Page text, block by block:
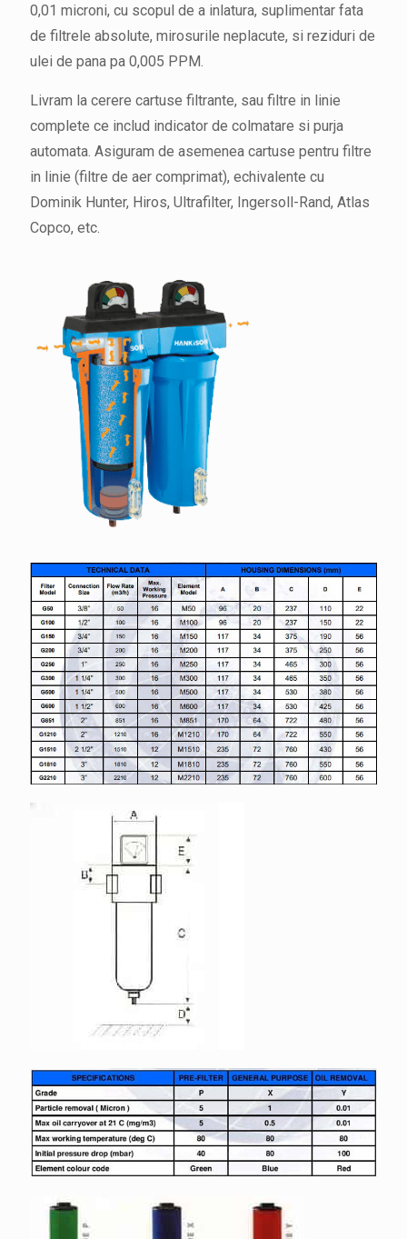
0,01 microni, cu scopul de a inlatura, suplimentar fata
de filtrele absolute, mirosurile neplacute, si reziduri de
ulei de pana pa 0,005 PPM.
Livram la cerere cartuse filtrante, sau filtre in linie
complete ce includ indicator de colmatare si purja
automata. Asiguram de asemenea cartuse pentru filtre
in linie (filtre de aer comprimat), echivalente cu
Dominik Hunter, Hiros, Ultrafilter, Ingersoll-Rand, Atlas
Copco, etc.